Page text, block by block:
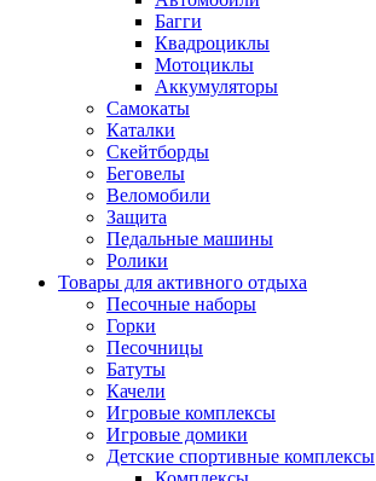
Багги
Квадроциклы
Мотоциклы
Аккумуляторы
Самокаты
Каталки
Скейтборды
Беговелы
Веломобили
Защита
Педальные машины
Ролики
Товары для активного отдыха
Песочные наборы
Горки
Песочницы
Батуты
Качели
Игровые комплексы
Игровые домики
Детские спортивные комплексы